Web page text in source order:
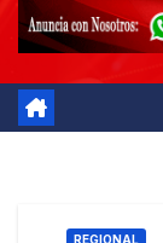
REGIONAL